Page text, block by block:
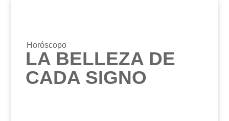
LA BELLEZA DE
CADA SIGNO
Horóscopo